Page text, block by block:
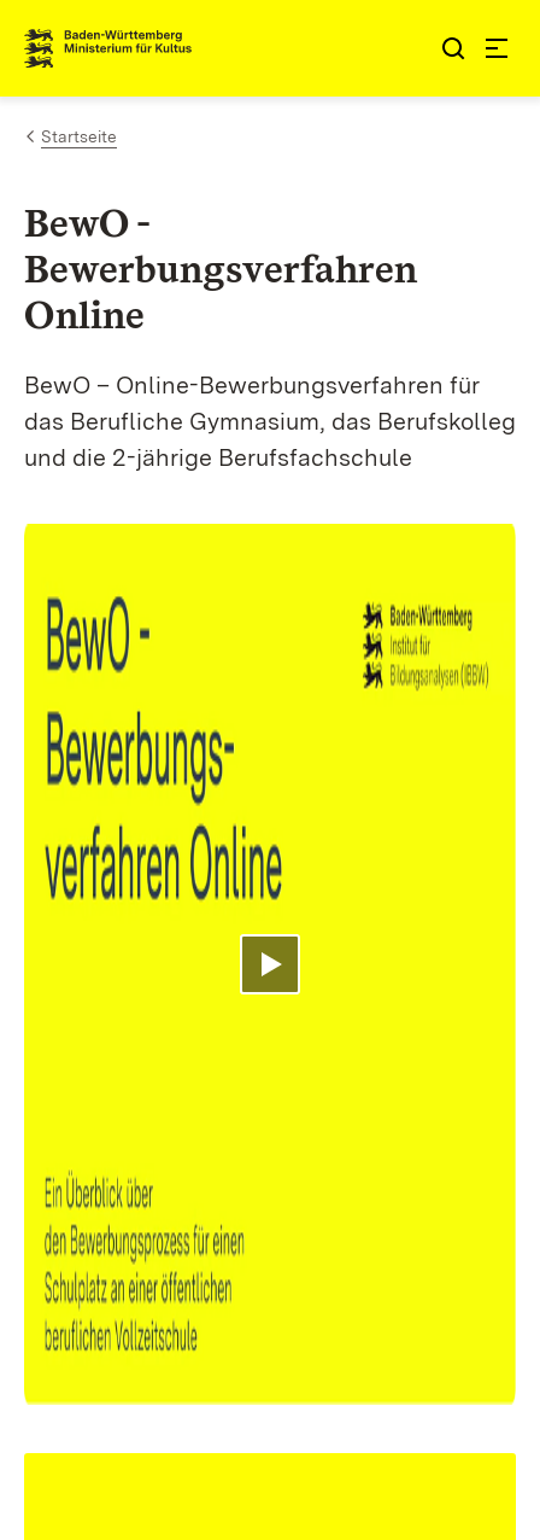
Zum Inhalt springen
Link zur Startseite
Startseite
BewO -
Bewerbungsverfahren
Online
BewO – Online-Bewerbungsverfahren für
das Berufliche Gymnasium, das Berufskolleg
und die 2-jährige Berufsfachschule
Video abspielen